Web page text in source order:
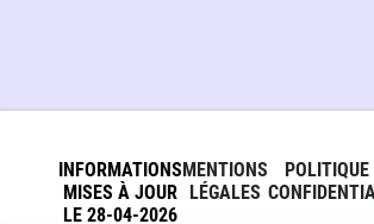
INFORMATIONS
MISES À JOUR
LE 28-04-2026
MENTIONS
LÉGALES
POLITIQUE